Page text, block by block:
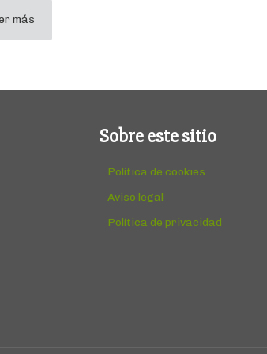
más
Sobre este sitio
Política de cookies
Aviso legal
Política de privacidad